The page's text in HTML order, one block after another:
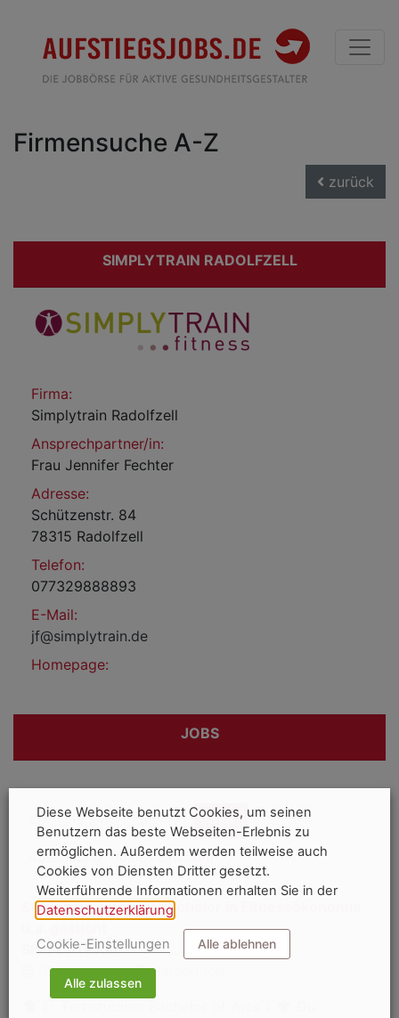
Firmensuche A-Z
zurück
SIMPLYTRAIN RADOLFZELL
Firma:
Simplytrain Radolfzell
Ansprechpartner/in:
Frau Jennifer Fechter
Adresse:
Schützenstr. 84
78315 Radolfzell
Telefon:
077329888893
E-Mail:
jf@simplytrain.de
Homepage:
JOBS
Auswahl einschränken:
Alle
Ausbildung, duales Studium
Studenten (m/w/d) Bachelor in Fitnessökonomie
SIMPLYTRAIN
01.12.2026
Haigerloch
Diese Webseite benutzt Cookies, um seinen
Benutzern das beste Webseiten-Erlebnis zu
ermöglichen. Außerdem werden teilweise auch
Cookies von Diensten Dritter gesetzt.
Weiterführende Informationen erhalten Sie in der
Datenschutzerklärung
Cookie-Einstellungen Alle ablehnen
Alle zulassen